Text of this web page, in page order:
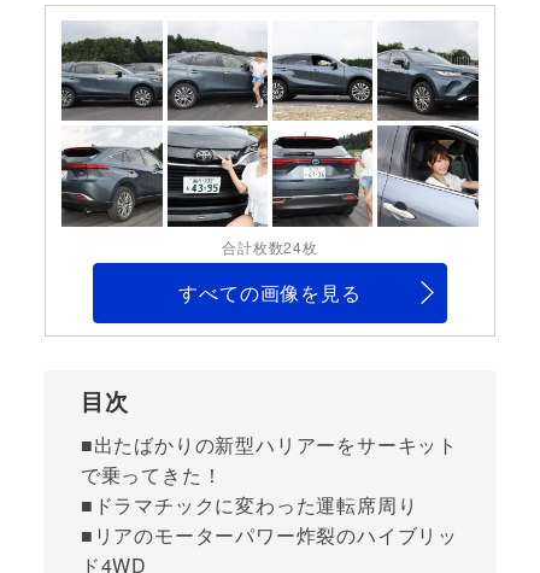
合計枚数24枚
すべての画像を見る
目次
■出たばかりの新型ハリアーをサーキット
で乗ってきた！
■ドラマチックに変わった運転席周り
■リアのモーターパワー炸裂のハイブリッ
ド4WD